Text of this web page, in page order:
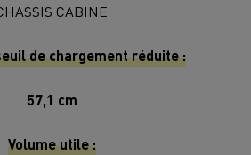
CABINE
de chargement réduite :
57,1 cm
Volume utile :